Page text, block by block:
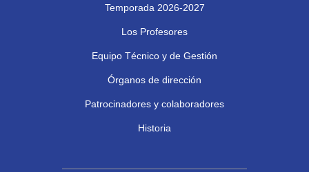
Temporada 2026-2027
Los Profesores
Equipo Técnico y de Gestión
Órganos de dirección
Patrocinadores y colaboradores
Historia